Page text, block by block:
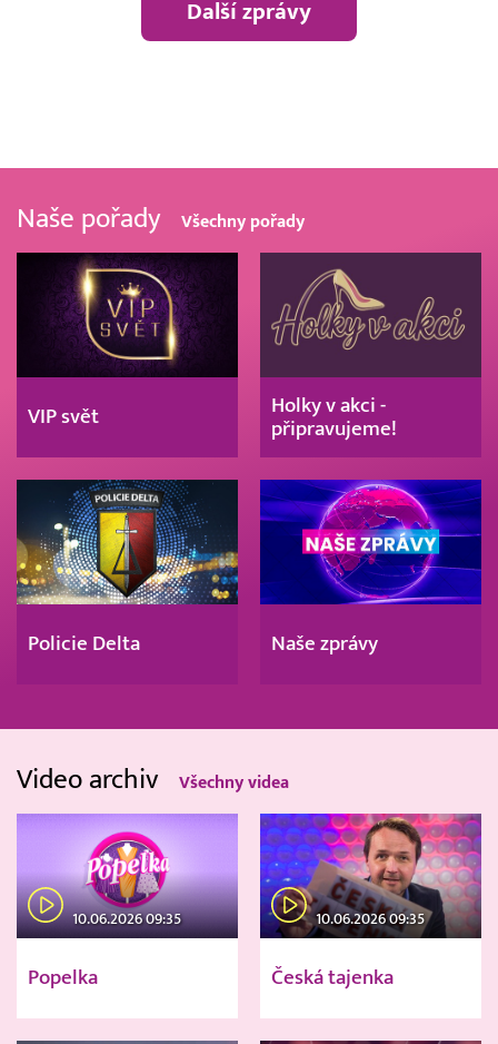
Další zprávy
Naše pořady Všechny pořady
VIP svět
Holky v akci -
připravujeme!
Policie Delta Naše zprávy
Video archiv Všechny videa
10.06.2026 09:35
Popelka
10.06.2026 09:35
Česká tajenka